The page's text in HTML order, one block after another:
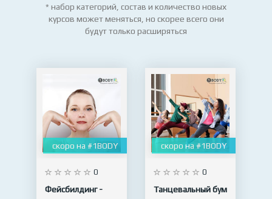
* набор категорий, состав и количество новых
курсов может меняться, но скорее всего они
будут только расширяться
скоро на #1BODY
0
Фейсбилдинг -
скоро на #1BODY
0
Танцевальный бум